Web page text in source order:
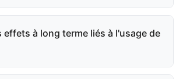
effets à long terme liés à l'usage de